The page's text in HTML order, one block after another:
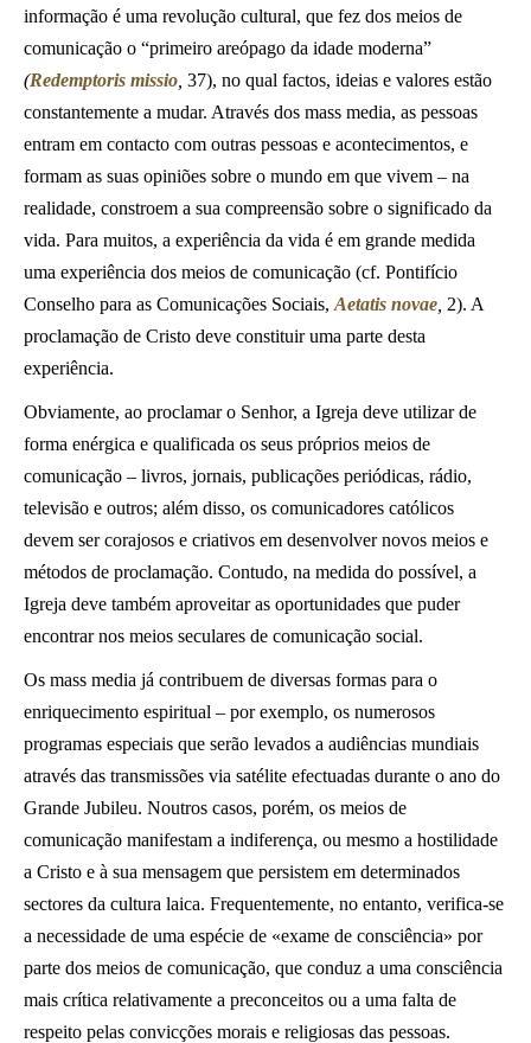
informação é uma revolução cultural, que fez dos meios de
comunicação o “primeiro areópago da idade moderna”
(Redemptoris missio 37), no qual factos, ideias e valores estão
constantemente a mudar. Através dos mass media, as pessoas
entram em contacto com outras pessoas e acontecimentos, e
formam as suas opiniões sobre o mundo em que vivem – na
realidade, constroem a sua compreensão sobre o significado da
vida. Para muitos, a experiência da vida é em grande medida
uma experiência dos meios de comunicação (cf. Pontifício
Conselho para as Comunicações Sociais, Aetatis novae 2). A
proclamação de Cristo deve constituir uma parte desta
experiência.
Obviamente, ao proclamar o Senhor, a Igreja deve utilizar de
forma enérgica e qualificada os seus próprios meios de
comunicação – livros, jornais, publicações periódicas, rádio,
televisão e outros; além disso, os comunicadores católicos
devem ser corajosos e criativos em desenvolver novos meios e
métodos de proclamação. Contudo, na medida do possível, a
Igreja deve também aproveitar as oportunidades que puder
encontrar nos meios seculares de comunicação social.
Os mass media já contribuem de diversas formas para o
enriquecimento espiritual – por exemplo, os numerosos
programas especiais que serão levados a audiências mundiais
através das transmissões via satélite efectuadas durante o ano do
Grande Jubileu. Noutros casos, porém, os meios de
comunicação manifestam a indiferença, ou mesmo a hostilidade
a Cristo e à sua mensagem que persistem em determinados
sectores da cultura laica. Frequentemente, no entanto, verifica-se
a necessidade de uma espécie de «exame de consciência» por
parte dos meios de comunicação, que conduz a uma consciência
mais crítica relativamente a preconceitos ou a uma falta de
respeito pelas convicções morais e religiosas das pessoas.